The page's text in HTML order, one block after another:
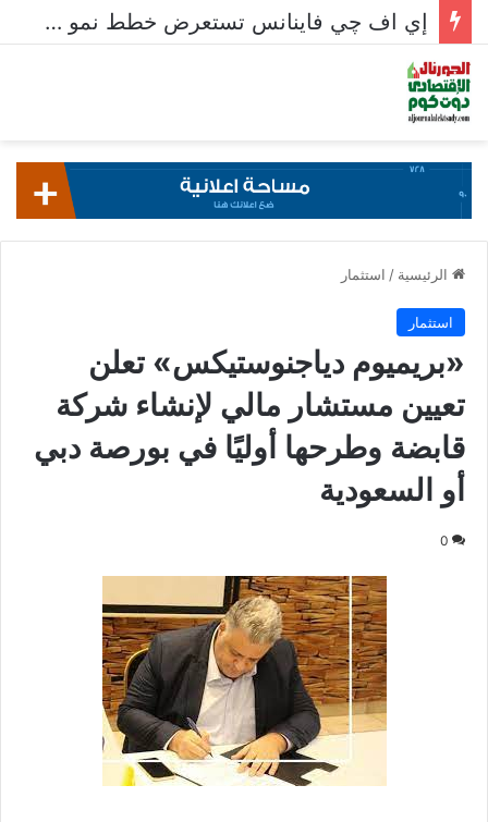
إي اف چي فاينانس تستعرض خطط نمو «بلد» لتعزيز حضورها في سوق تحويلات المصريين بالخارج
الرئيسية / استثمار
استثمار
«بريميوم دياجنوستيكس» تعلن
تعيين مستشار مالي لإنشاء شركة
قابضة وطرحها أوليًا في بورصة دبي
أو السعودية
0